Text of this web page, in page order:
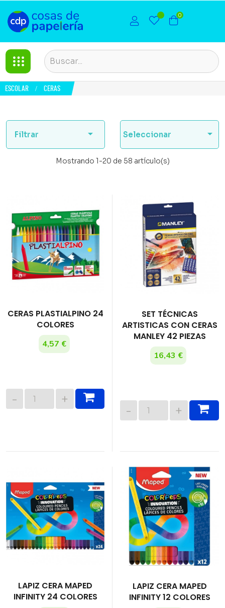
0
ESCOLAR CERAS
Filtrar  Seleccionar 
Mostrando 1-20 de 58 artículo(s)
CERAS PLASTIALPINO 24
COLORES
4,57 €
SET TÉCNICAS
ARTISTICAS CON CERAS
MANLEY 42 PIEZAS
16,43 €
LAPIZ CERA MAPED
INFINITY 24 COLORES
LAPIZ CERA MAPED
INFINITY 12 COLORES